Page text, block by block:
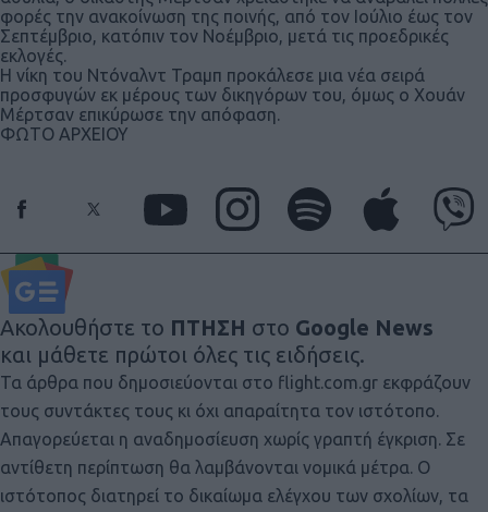
φορές την ανακοίνωση της ποινής, από τον Ιούλιο έως τον
Σεπτέμβριο, κατόπιν τον Νοέμβριο, μετά τις προεδρικές
εκλογές.
Η νίκη του Ντόναλντ Τραμπ προκάλεσε μια νέα σειρά
προσφυγών εκ μέρους των δικηγόρων του, όμως ο Χουάν
Μέρτσαν επικύρωσε την απόφαση.
ΦΩΤΟ ΑΡΧΕΙΟΥ
Ακολουθήστε το ΠΤΗΣΗ στο Google News
και μάθετε πρώτοι όλες τις ειδήσεις.
Τα άρθρα που δημοσιεύονται στο flight.com.gr εκφράζουν
τους συντάκτες τους κι όχι απαραίτητα τον ιστότοπο.
Απαγορεύεται η αναδημοσίευση χωρίς γραπτή έγκριση. Σε
αντίθετη περίπτωση θα λαμβάνονται νομικά μέτρα. Ο
ιστότοπος διατηρεί το δικαίωμα ελέγχου των σχολίων, τα